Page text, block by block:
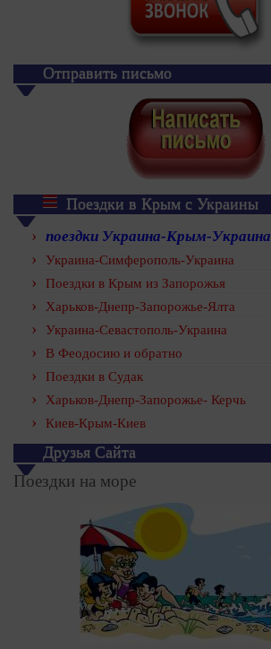
Отправить письмо
Поездки в Крым с Украины
поездки Украина-Крым-Украина
Украина-Симферополь-Украина
Поездки в Крым из Запорожья
Харьков-Днепр-Запорожье-Ялта
Украина-Севастополь-Украина
В Феодосию и обратно
Поездки в Судак
Харьков-Днепр-Запорожье- Керчь
Киев-Крым-Киев
Друзья Сайта
Поездки на море